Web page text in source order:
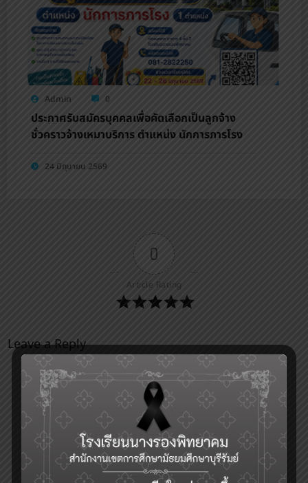
Admin 0
ประกาศรับสมัครบุคคลเพื่อคัดเลือกเป็นลูกจ้าง
ชั่วคราวจ้างเหมาบริการ ตำแหน่ง นักการภารโรง
24 มิถุนายน 2569
0
Article Rating
Leave a Reply